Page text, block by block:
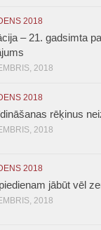
2018
– 21. gadsimta
2018
2018
rēķinus
2018
2018
jābūt vēl
2018